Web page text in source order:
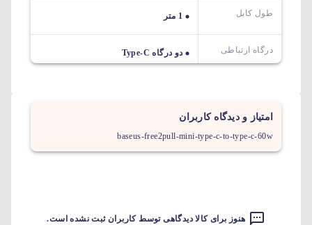
طول کابل 1 متر
درگاه ارتباطی دو درگاه Type-C
امتیاز و دیدگاه کاربران
baseus-free2pull-mini-type-c-to-type-c-60w
هنوز برای کالا دیدگاهی توسط کاربران ثبت نشده است.